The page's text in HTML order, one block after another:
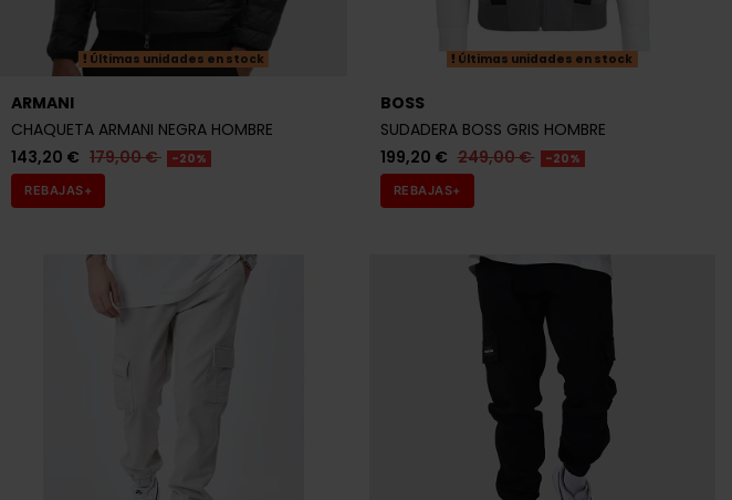
Últimas unidades en stock
ARMANI
CHAQUETA ARMANI NEGRA HOMBRE
143,20 € 179,00 € -20%
REBAJAS+
Últimas unidades en stock
BOSS
SUDADERA BOSS GRIS HOMBRE
199,20 € 249,00 € -20%
REBAJAS+